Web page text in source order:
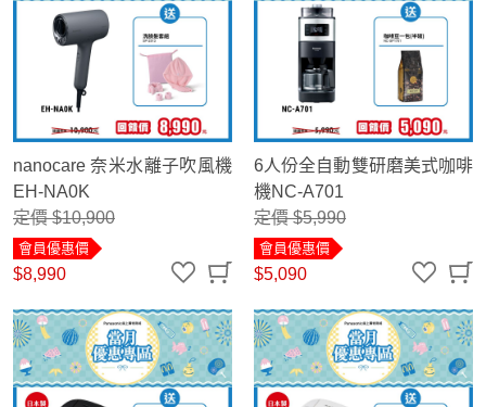
nanocare 奈米水離子吹風機
EH-NA0K
定價 $10,900
會員優惠價
$8,990
6人份全自動雙研磨美式咖啡
機NC-A701
定價 $5,990
會員優惠價
$5,090